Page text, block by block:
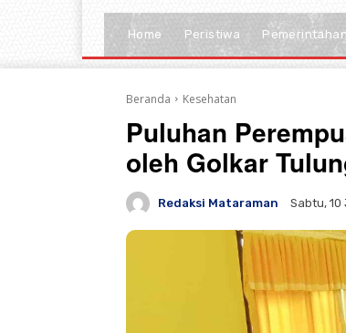
Home Peristiwa Pemerintahan
Beranda Kesehatan
Puluhan
oleh Golkar
Redaksi Mataraman Sabtu, 10